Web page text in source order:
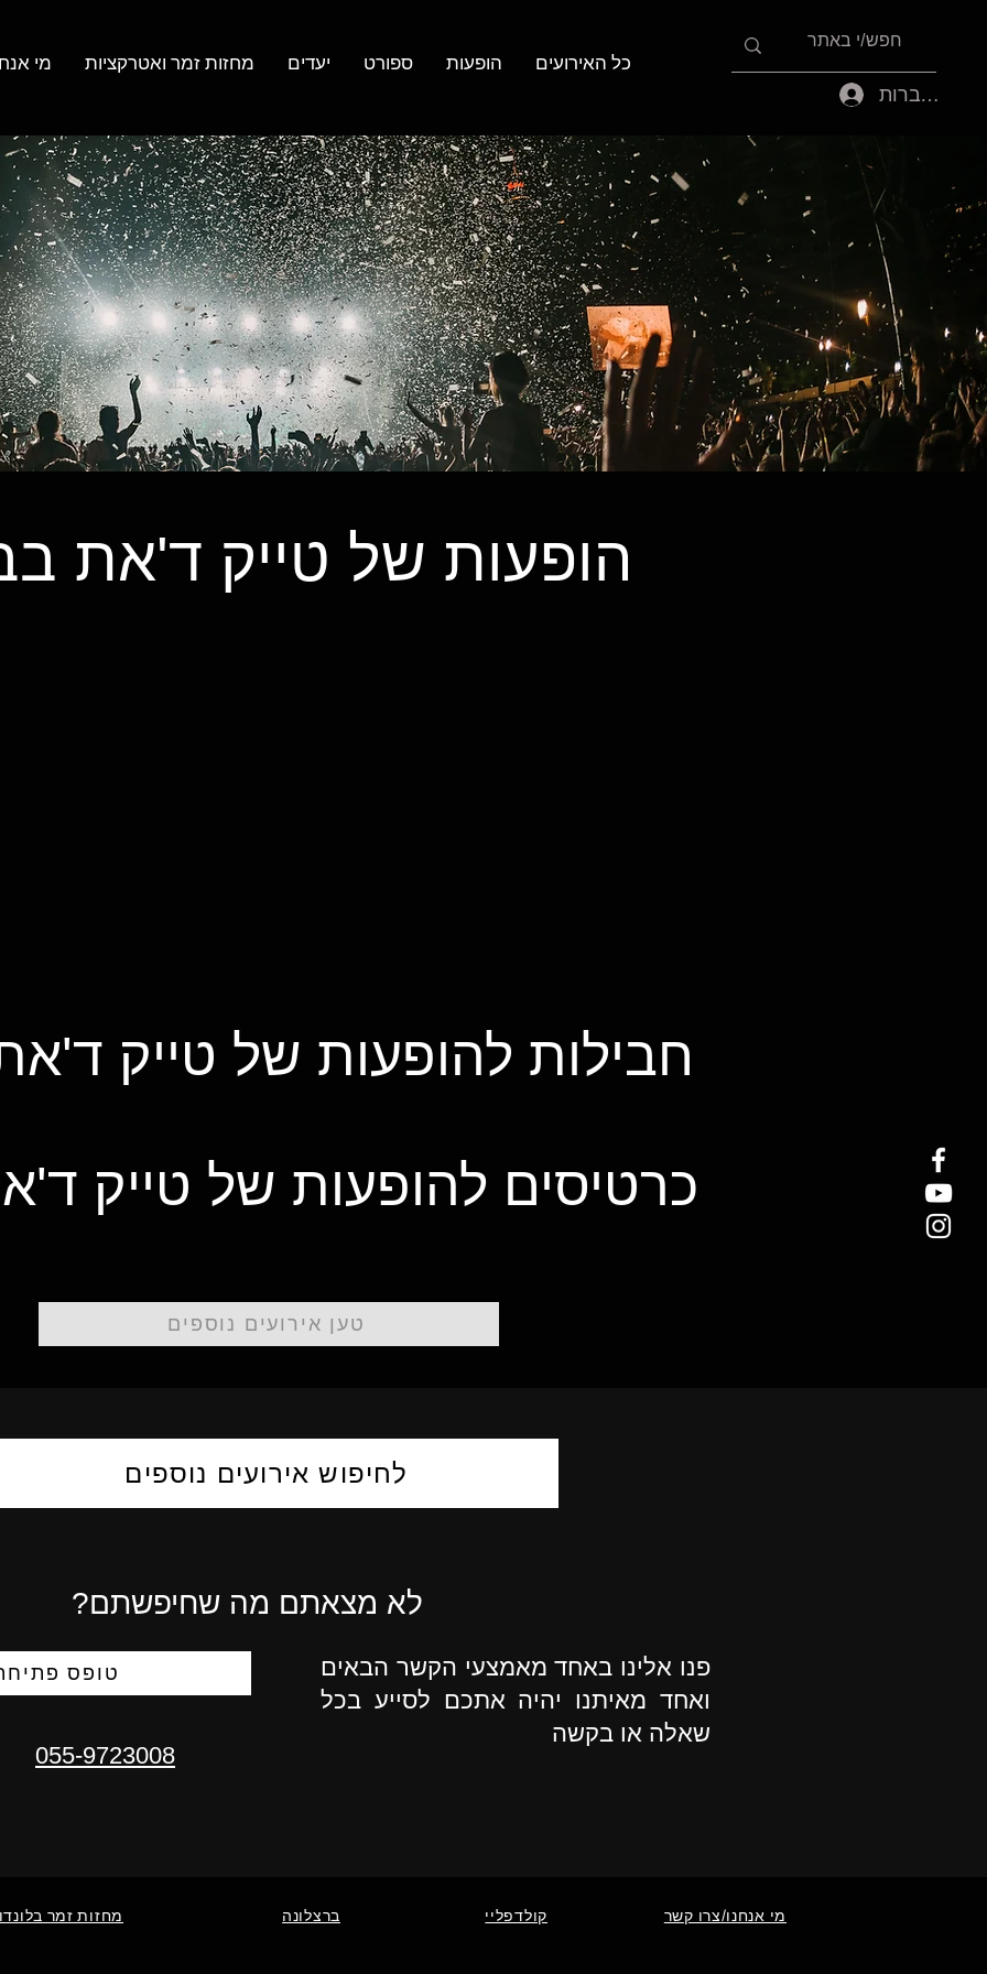
כל האירועים הופעות ספורט יעדים מחזות זמר ואטרקציות
מי
להתחברות
הופעות של טייק ד'את
חבילות להופעות של טייק
כרטיסים להופעות של טייק
טען אירועים נוספים
לחיפוש אירועים נוספים
לא מצאתם מה שחיפשתם?
טופס
055-9723008
פנו אלינו באחד מאמצעי הקשר הבאים
ואחד מאיתנו יהיה אתכם לסייע בכל
שאלה או בקשה
מחזות זמר ברצלונה קולדפליי מי אנחנו/צרו קשר